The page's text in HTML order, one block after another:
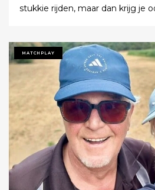
stukkie rijden, maar dan krijg je
Tot ik uiteindelijk aankondigde
meer ging zeggen.
MATCHPLAY